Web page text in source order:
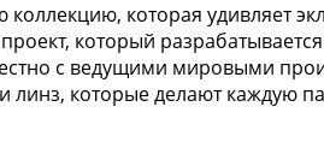
которая удивляет
который
с ведущими мировыми
линз, которые делают каждую